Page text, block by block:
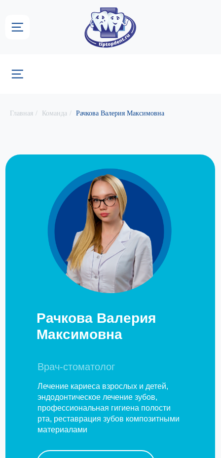
Группа стоматологических
центров «ТИП-ТОП»
Главная / Команда / Рачкова Валерия Максимовна
Рачкова Валерия
Максимовна
Врач-стоматолог
Лечение кариеса взрослых и детей,
эндодонтическое лечение зубов,
профессиональная гигиена полости
рта, реставрация зубов композитными
материалами